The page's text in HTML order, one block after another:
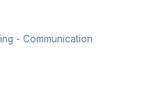
- Communication